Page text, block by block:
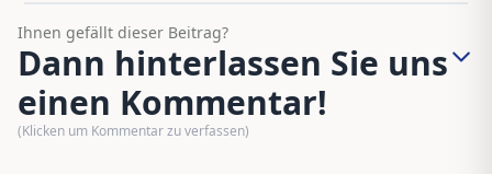
Ihnen gefällt dieser Beitrag?
Dann hinterlassen Sie uns
einen Kommentar!
(Klicken um Kommentar zu verfassen)